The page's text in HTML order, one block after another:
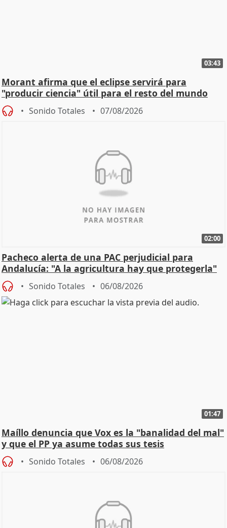
03:43
Morant afirma que el eclipse servirá para
"producir ciencia" útil para el resto del mundo
Sonido Totales 07/08/2026
02:00
Pacheco alerta de una PAC perjudicial para
Andalucía: "A la agricultura hay que protegerla"
Sonido Totales 06/08/2026
01:47
Maíllo denuncia que Vox es la "banalidad del mal"
y que el PP ya asume todas sus tesis
Sonido Totales 06/08/2026